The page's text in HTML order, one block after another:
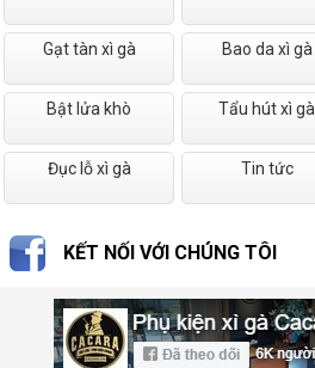
Gạt tàn xì gà Bao da xì gà
Bật lửa khò Tẩu hút xì gà
Đục lỗ xì gà Tin tức
KẾT NỐI VỚI CHÚNG TÔI